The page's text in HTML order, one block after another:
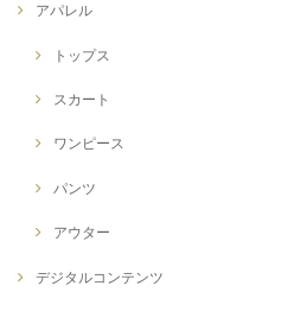
アパレル
トップス
スカート
ワンピース
パンツ
アウター
デジタルコンテンツ